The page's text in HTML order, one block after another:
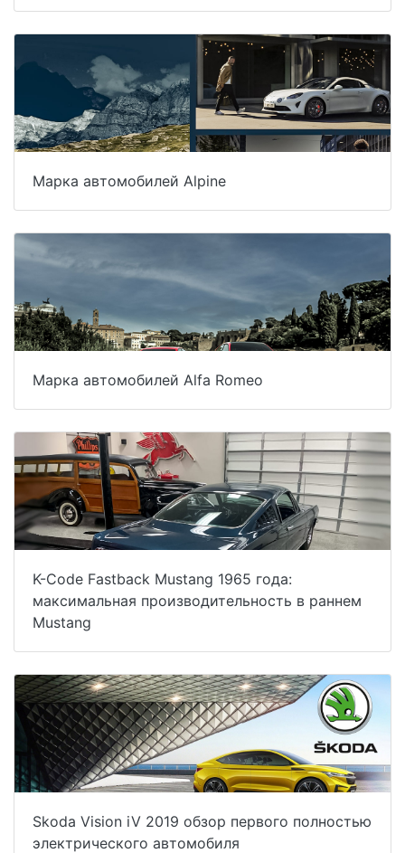
Марка автомобилей Alpine
Марка автомобилей Alfa Romeo
K-Code Fastback Mustang 1965 года:
максимальная производительность в раннем
Mustang
Skoda Vision iV 2019 обзор первого полностью
электрического автомобиля